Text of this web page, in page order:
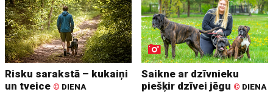
Risku sarakstā – kukaiņi
un tveice © DIENA
Saikne ar dzīvnieku
piešķir dzīvei jēgu © DIENA